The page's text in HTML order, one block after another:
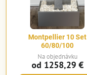
Montpellier 10 Set
60/80/100
Na objednávku
od 1258,29 €